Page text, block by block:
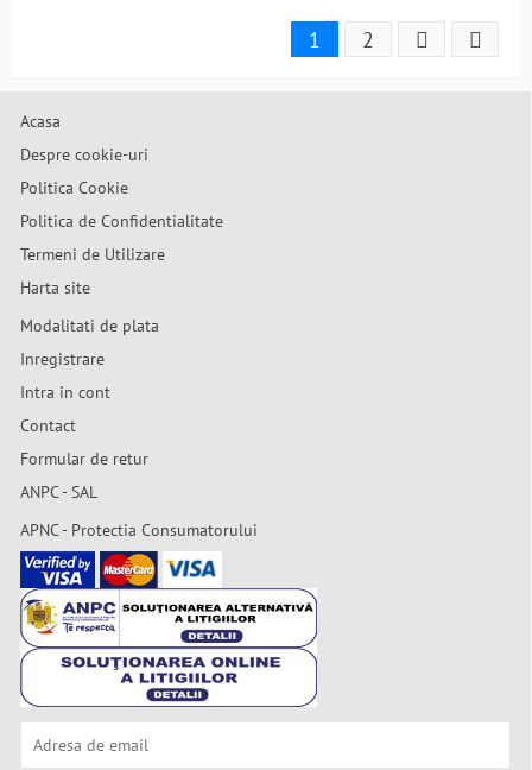
1 2
Acasa
Despre cookie-uri
Politica Cookie
Politica de Confidentialitate
Termeni de Utilizare
Harta site
Modalitati de plata
Inregistrare
Intra in cont
Contact
Formular de retur
ANPC - SAL
APNC - Protectia Consumatorului